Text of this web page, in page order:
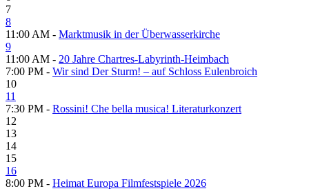
7
8
11:00 AM - Marktmusik in der Überwasserkirche
9
11:00 AM - 20 Jahre Chartres-Labyrinth-Heimbach
7:00 PM - Wir sind Der Sturm! – auf Schloss Eulenbroich
10
11
7:30 PM - Rossini! Che bella musica! Literaturkonzert
12
13
14
15
16
8:00 PM - Heimat Europa Filmfestspiele 2026